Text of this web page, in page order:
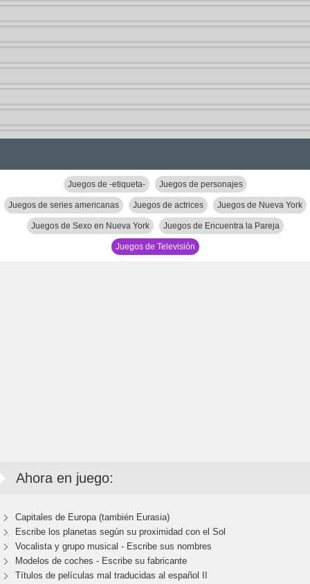
Juegos de -etiqueta- Juegos de personajes
Juegos de series americanas Juegos de actrices Juegos de Nueva York
Juegos de Sexo en Nueva York Juegos de Encuentra la Pareja
Juegos de Televisión
Ahora en juego:
Capitales de Europa (también Eurasia)
Escribe los planetas según su proximidad con el Sol
Vocalista y grupo musical - Escribe sus nombres
Modelos de coches - Escribe su fabricante
Títulos de películas mal traducidas al español II